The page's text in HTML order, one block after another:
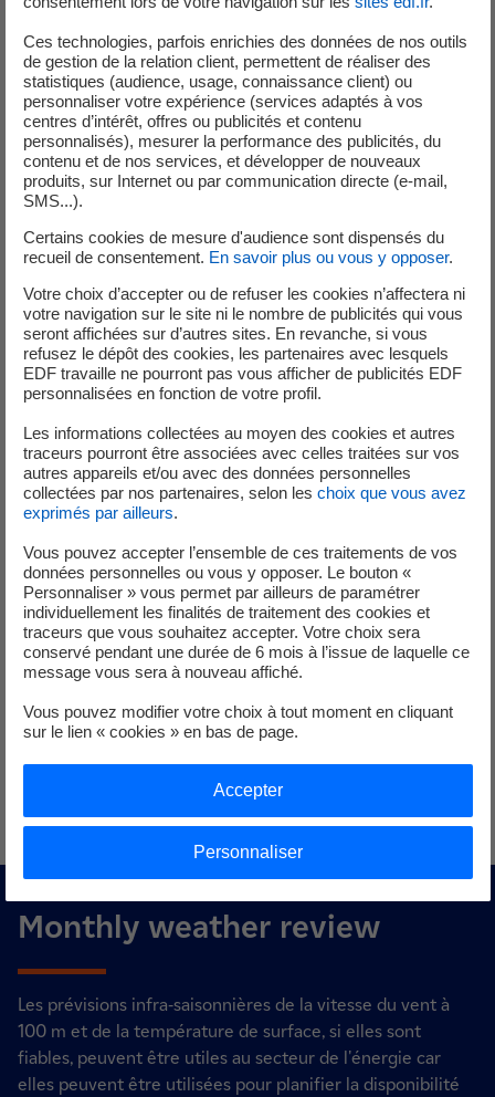
Sylvie Joussaume est directrice de recherche au CNRS,
climatologue spécialiste de la modélisation du climat, au
laboratoire des sciences du Climat et de l'Environnement
de l'Institut Pierre Simon Laplace. Sylvie Joussaume a
participé à l’élaboration des rapports 3 à 5 du GIEC, le
Groupe d’experts intergouvernemental sur l’évolution du
climat créé en 1988 et dont l’objectif est de fournir des
évaluations détaillées de l’état des connaissances
scientifiques, techniques et socio-économiques sur les
changements climatiques, leurs causes, leurs
répercussions potentielles et les parades
Depuis 2018, Sylvie Joussaume est membre du Conseil
Découvrir l'interview de Sylvie Joussaume
Les travaux de la R&D en matière de neutralité
carbone
Articles récemment soumis
dans des revues scientifiques
Monthly weather review
Les prévisions infra-saisonnières de la vitesse du vent à
100 m et de la température de surface, si elles sont
fiables, peuvent être utiles au secteur de l'énergie car
elles peuvent être utilisées pour planifier la disponibilité
Ces technologies, parfois enrichies des données de nos outils
de gestion de la relation client, permettent de réaliser des
statistiques (audience, usage, connaissance client) ou
personnaliser votre expérience (services adaptés à vos
centres d’intérêt, offres ou publicités et contenu
personnalisés), mesurer la performance des publicités, du
contenu et de nos services, et développer de nouveaux
produits, sur Internet ou par communication directe (e-mail,
SMS...).
Certains cookies de mesure d'audience sont dispensés du
recueil de consentement. En savoir plus ou vous y opposer.
Votre choix d’accepter ou de refuser les cookies n’affectera ni
votre navigation sur le site ni le nombre de publicités qui vous
seront affichées sur d’autres sites. En revanche, si vous
refusez le dépôt des cookies, les partenaires avec lesquels
EDF travaille ne pourront pas vous afficher de publicités EDF
personnalisées en fonction de votre profil.
Les informations collectées au moyen des cookies et autres
traceurs pourront être associées avec celles traitées sur vos
autres appareils et/ou avec des données personnelles
collectées par nos partenaires, selon les choix que vous avez
exprimés par ailleurs.
Vous pouvez accepter l’ensemble de ces traitements de vos
données personnelles ou vous y opposer. Le bouton «
Personnaliser » vous permet par ailleurs de paramétrer
individuellement les finalités de traitement des cookies et
traceurs que vous souhaitez accepter. Votre choix sera
conservé pendant une durée de 6 mois à l’issue de laquelle ce
message vous sera à nouveau affiché.
Vous pouvez modifier votre choix à tout moment en cliquant
sur le lien « cookies » en bas de page.
Personnaliser
Accepter